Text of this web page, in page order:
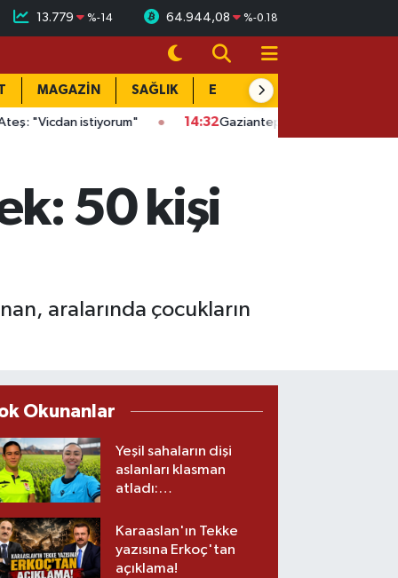
13.779 %-14 64.944,08 %-0.18
MAGAZİN SAĞLIK EĞİTİM
istiyorum" 14:32 Gaziantep'te kaçak kazıya suçüstü: Evin
50 kişi
aralarında çocukların
Okunanlar
Yeşil sahaların dişi
aslanları klasman
atladı:
üst lige iki transfer!
Karaaslan'ın Tekke
yazısına Erkoç'tan
açıklama!